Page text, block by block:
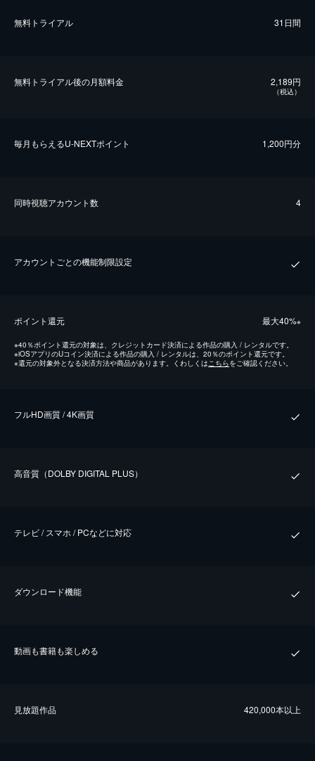
無料トライアル 31日間
無料トライアル後の⽉額料金 2,189円
（税込）
毎⽉もらえるU-NEXTポイント 1,200円分
同時視聴アカウント数 4
アカウントごとの機能制限設定
ポイント還元 最⼤40%※
※40％ポイント還元の対象は、クレジットカード決済による作品の購入 / レンタルです。
※iOSアプリのUコイン決済による作品の購入 / レンタルは、20％のポイント還元です。
※還元の対象外となる決済方法や商品があります。くわしくはこちらをご確認ください。
フルHD画質 / 4K画質
⾼⾳質（DOLBY DIGITAL PLUS）
テレビ / スマホ / PCなどに対応
ダウンロード機能
動画も書籍も楽しめる
⾒放題作品 420,000本以上